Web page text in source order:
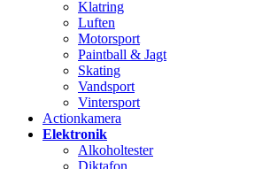
Klatring
Luften
Motorsport
Paintball & Jagt
Skating
Vandsport
Vintersport
Actionkamera
Elektronik
Alkoholtester
Diktafon